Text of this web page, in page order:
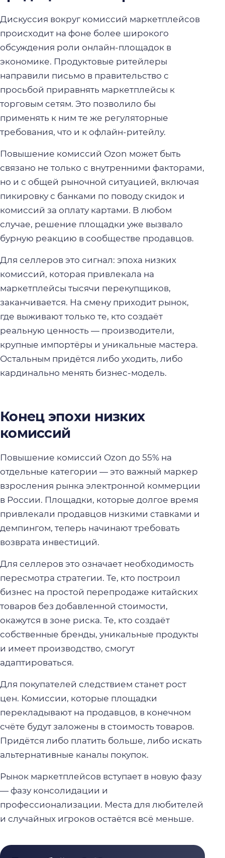
Дискуссия вокруг комиссий маркетплейсов
происходит на фоне более широкого
обсуждения роли онлайн-площадок в
экономике. Продуктовые ритейлеры
направили письмо в правительство с
просьбой приравнять маркетплейсы к
торговым сетям. Это позволило бы
применять к ним те же регуляторные
требования, что и к офлайн-ритейлу.
Повышение комиссий Ozon может быть
связано не только с внутренними факторами,
но и с общей рыночной ситуацией, включая
пикировку с банками по поводу скидок и
комиссий за оплату картами. В любом
случае, решение площадки уже вызвало
бурную реакцию в сообществе продавцов.
Для селлеров это сигнал: эпоха низких
комиссий, которая привлекала на
маркетплейсы тысячи перекупщиков,
заканчивается. На смену приходит рынок,
где выживают только те, кто создаёт
реальную ценность — производители,
крупные импортёры и уникальные мастера.
Остальным придётся либо уходить, либо
кардинально менять бизнес-модель.
Конец эпохи низких
комиссий
Повышение комиссий Ozon до 55% на
отдельные категории — это важный маркер
взросления рынка электронной коммерции
в России. Площадки, которые долгое время
привлекали продавцов низкими ставками и
демпингом, теперь начинают требовать
возврата инвестиций.
Для селлеров это означает необходимость
пересмотра стратегии. Те, кто построил
бизнес на простой перепродаже китайских
товаров без добавленной стоимости,
окажутся в зоне риска. Те, кто создаёт
собственные бренды, уникальные продукты
и имеет производство, смогут
адаптироваться.
Для покупателей следствием станет рост
цен. Комиссии, которые площадки
перекладывают на продавцов, в конечном
счёте будут заложены в стоимость товаров.
Придётся либо платить больше, либо искать
альтернативные каналы покупок.
Рынок маркетплейсов вступает в новую фазу
— фазу консолидации и
профессионализации. Места для любителей
и случайных игроков остаётся всё меньше.